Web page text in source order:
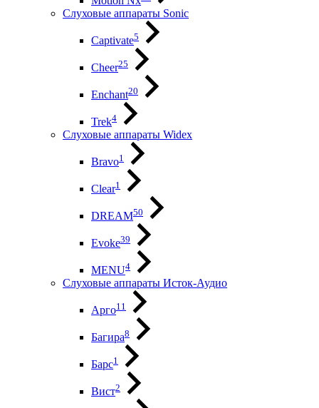
Слуховые аппараты Sonic
Captivate5
Cheer25
Enchant20
Trek4
Слуховые аппараты Widex
Bravo1
Clear1
DREAM50
Evoke39
MENU4
Слуховые аппараты Исток-Аудио
Арго11
Багира8
Барс1
Вист2